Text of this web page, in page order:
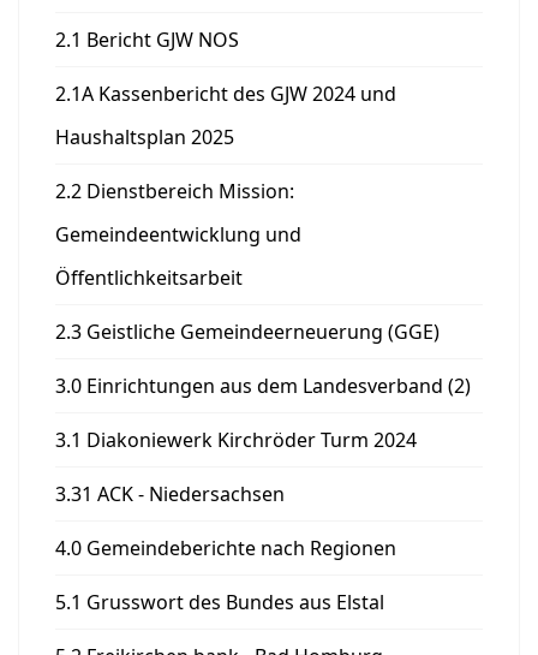
2.1 Bericht GJW NOS
2.1A Kassenbericht des GJW 2024 und
Haushaltsplan 2025
2.2 Dienstbereich Mission:
Gemeindeentwicklung und
Öffentlichkeitsarbeit
2.3 Geistliche Gemeindeerneuerung (GGE)
3.0 Einrichtungen aus dem Landesverband (2)
3.1 Diakoniewerk Kirchröder Turm 2024
3.31 ACK - Niedersachsen
4.0 Gemeindeberichte nach Regionen
5.1 Grusswort des Bundes aus Elstal